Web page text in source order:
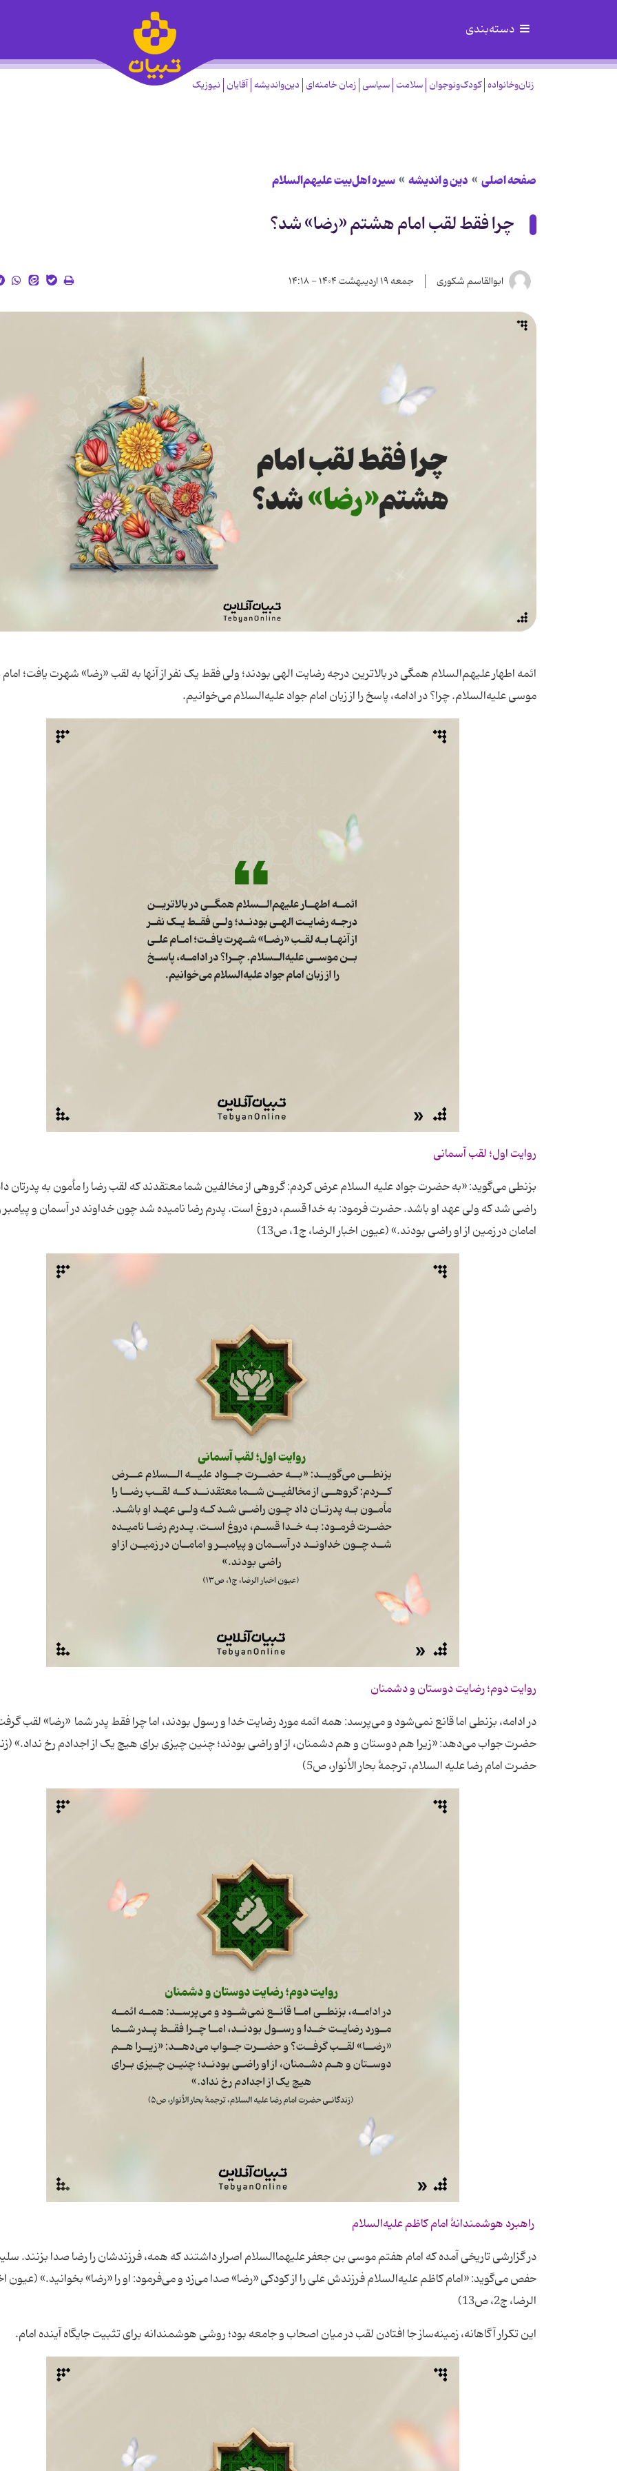
دسته‌بندی
زنان‌وخانواده کودک‌ونوجوان سلامت سیاسی زمان خامنه‌ای دین‌واندیشه آقایان نیوزیک
صفحه اصلی دین و اندیشه سیره اهل‌بیت علیهم‌السلام
چرا فقط لقب امام هشتم «رضا» شد؟
ابوالقاسم شکوری جمعه ۱۹ اردیبهشت ۱۴۰۴ - ۱۴:۱۸
ائمه اطهار علیهم‌السلام همگی در بالاترین درجه رضایت الهی بودند؛ ولی فقط یک نفر از آنها به لقب «رضا» شهرت یافت؛
موسی علیه‌السلام. چرا؟ در ادامه، پاسخ را از زبان امام جواد علیه‌السلام می‌خوانیم.
روایت اول؛ لقب آسمانی
بزنطی می‌گوید: «به حضرت جواد علیه السلام عرض کردم: گروهی از مخالفین شما معتقدند که لقب رضا را مأمون به پدرتان
راضی شد که ولی عهد او باشد. حضرت فرمود: به خدا قسم، دروغ است. پدرم رضا نامیده شد چون خداوند در آسمان و پیامبر
امامان در زمین از او راضی بودند.» (عیون اخبار الرضا، ج1، ص13)
روایت دوم؛ رضایت دوستان و دشمنان
در ادامه، بزنطی اما قانع نمی‌شود و می‌پرسد: همه ائمه مورد رضایت خدا و رسول بودند، اما چرا فقط پدر شما «رضا» لقب
حضرت جواب می‌دهد: «زیرا هم دوستان و هم دشمنان، از او راضی بودند؛ چنین چیزی برای هیچ یک از اجدادم رخ نداد.»
حضرت امام رضا علیه السلام، ترجمۀ بحار الأنوار، ص5)
راهبرد هوشمندانۀ امام کاظم علیه‌السلام
در گزارشی تاریخی آمده که امام هفتم موسی بن جعفر علیهماالسلام اصرار داشتند که همه، فرزندشان را رضا صدا بزنند.
حفص می‌گوید: «امام کاظم علیه‌السلام فرزندش علی را از کودکی «رضا» صدا می‌زد و می‌فرمود: او را «رضا» بخوانید.» (عیون
الرضا، ج2، ص13)
این تکرار آگاهانه، زمینه‌ساز جا افتادن لقب در میان اصحاب و جامعه بود؛ روشی هوشمندانه برای تثبیت جایگاه آینده امام.